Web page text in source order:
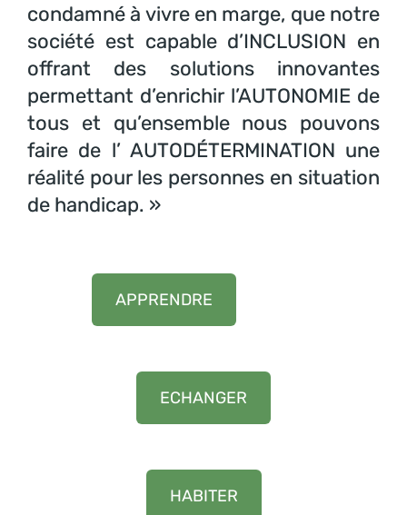
condamné à vivre en marge, que notre
société est capable d’INCLUSION en
offrant des solutions innovantes
permettant d’enrichir l’AUTONOMIE de
tous et qu’ensemble nous pouvons
faire de l’ AUTODÉTERMINATION une
réalité pour les personnes en situation
de handicap. »
APPRENDRE
ECHANGER
HABITER